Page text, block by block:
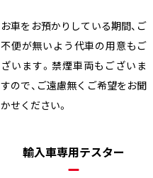
お車をお預かりしている期間、ご
不便が無いよう代車の用意もご
ざいます。禁煙車両もございま
すので、ご遠慮無くご希望をお聞
かせください。
輸入車専用テスター